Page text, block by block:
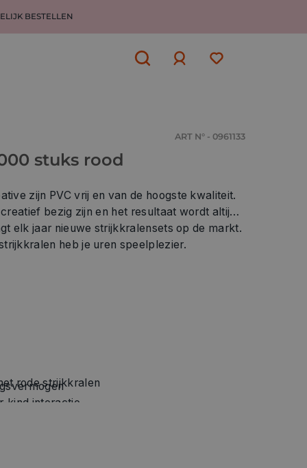
BESTELLEN
ART N° - 0961133
stuks rood
zijn PVC vrij en van de hoogste kwaliteit.
bezig zijn en het resultaat wordt altijd
elk jaar nieuwe strijkkralensets op de markt.
heb je uren speelplezier.
kind interactie.
rode strijkkralen